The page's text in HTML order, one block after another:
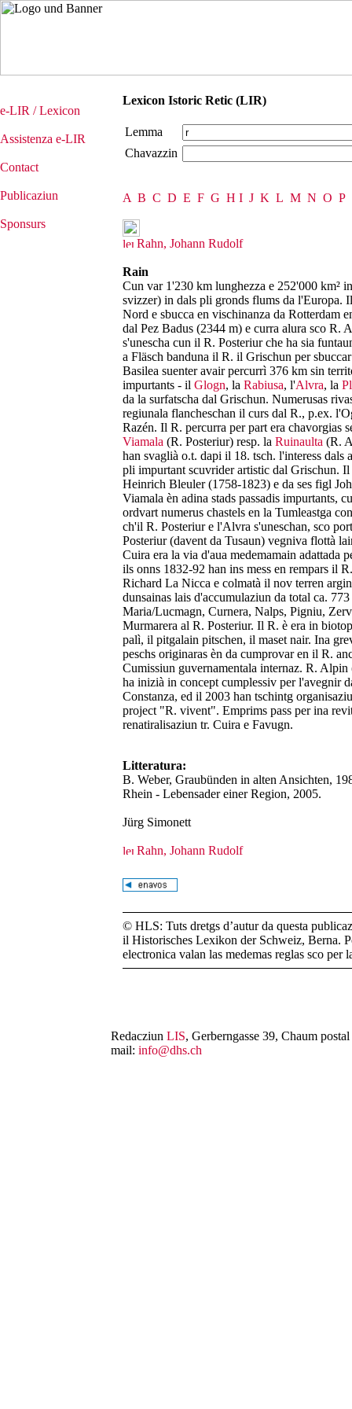
e-LIR / Lexicon
Assistenza e-LIR
Contact
Publicaziun
Sponsurs
Lexicon Istoric Retic (LIR)
Lemma
Chavazzin
A B C D E F G H I J K L M N O P
Rahn, Johann Rudolf
Rain
Cun var 1'230 km lunghezza e 252'000 km²
svizzer) in dals pli gronds flums da l'Europa.
Nord e sbucca en vischinanza da Rotterdam
dal Pez Badus (2344 m) e curra alura sco R.
s'unescha cun il R. Posteriur che ha sia
a Fläsch banduna il R. il Grischun per
Basilea suenter avair percurrì 376 km sin
impurtants - il Glogn, la Rabiusa, l'Alvra, la
da la surfatscha dal Grischun. Numerusas
regiunala flancheschan il curs dal R., p.ex.
Razén. Il R. percurra per part era chavorgias
Viamala (R. Posteriur) resp. la Ruinaulta (R.
han svaglià o.t. dapi il 18. tsch. l'interess
pli impurtant scuvrider artistic dal Grischun.
Heinrich Bleuler (1758-1823) e da ses figl
Viamala èn adina stads passadis impurtants,
ordvart numerus chastels en la Tumleastga
ch'il R. Posteriur e l'Alvra s'uneschan, sco
Posteriur (davent da Tusaun) vegniva flottà
Cuira era la via d'aua medemamain adattada
ils onns 1832-92 han ins mess en rempars il
Richard La Nicca e colmatà il nov terren
dunsainas lais d'accumulaziun da total ca.
Maria/Lucmagn, Curnera, Nalps, Pigniu,
Murmarera al R. Posteriur. Il R. è era in
palì, il pitgalain pitschen, il maset nair. Ina
peschs originaras èn da cumprovar en il R.
Cumissiun guvernamentala internaz. R.
ha inizià in concept cumplessiv per l'avegnir
Constanza, ed il 2003 han tschintg
project "R. vivent". Emprims pass per ina
renatiralisaziun tr. Cuira e Favugn.
Litteratura:
B. Weber, Graubünden in alten Ansichten,
Rhein - Lebensader einer Region, 2005.
Jürg Simonett
Rahn, Johann Rudolf
© HLS: Tuts dretgs d’autur da questa
il Historisches Lexikon der Schweiz, Berna.
electronica valan las medemas reglas sco per
Redacziun LIS, Gerberngasse 39, Chaum
mail: info@dhs.ch